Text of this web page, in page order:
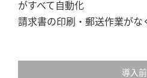
がすべて自動化
請求書の印刷・郵送作業がな
導入前